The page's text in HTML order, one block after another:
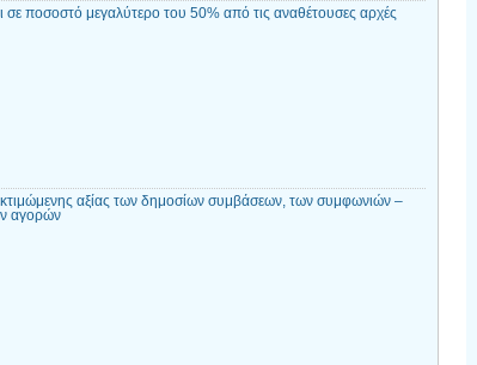
ποσοστό μεγαλύτερο του 50% από τις αναθέτουσες αρχές
αξίας των δημοσίων συμβάσεων, των συμφωνιών –
αγορών